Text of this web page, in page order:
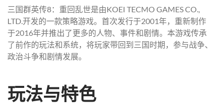
三国群英传8：重回乱世是由KOEI TECMO GAMES CO.,
LTD.开发的一款策略游戏。首次发行于2001年，重新制作
于2016年并推出了更多的人物、事件和剧情。本游戏传承
了前作的玩法和系统，将玩家带回到三国时期，参与战争、
政治斗争和剧情发展。
玩法与特色